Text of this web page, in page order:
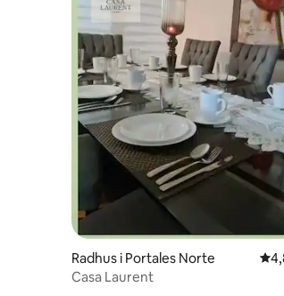
Radhus i Portales Norte
Casa Laurent